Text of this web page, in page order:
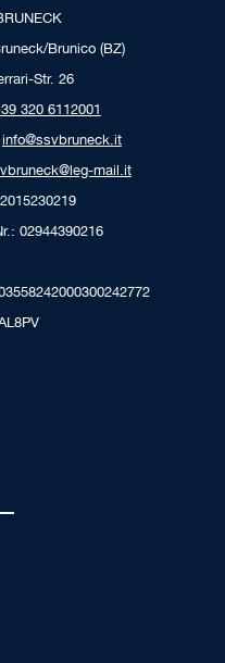
Brunico (BZ)
Str. 26
320 6112001
info@ssvbruneck.it
mail.it
02944390216